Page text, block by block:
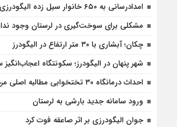
امدادرسانی به ۶۵۰ خانوار سیل زده الیگودرزی انجام شده است
مشکلی برای سوخت‌گیری در لرستان وجود
چکان؛ آبشاری با ۳۰ متر ارتفاع در الیگودرز
شهر پنهان در الیگودرز؛ سکونتگاه
احداث درمانگاه ۳۰ تختخوابی مطالبه اصلی مردم الیگودرز است
ورود سامانه جدید بارشی به لرستان
جوان الیگودرزی بر اثر صاعقه فوت کرد